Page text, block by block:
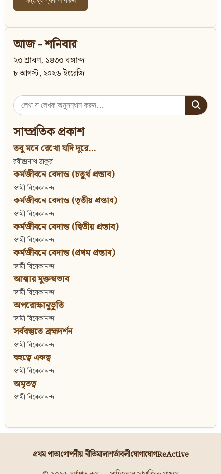
আজ - শনিবার
২৩ শ্রাবণ, ১৪৩৩ বঙ্গাব্দ
৮ আগস্ট, ২০২৬ ইংরেজি
Search
for:
সাম্প্রতিক প্রকাশ
তবু মনে রেখো যদি দূরে...
রবীন্দ্রনাথ ঠাকুর
কর্মজীবনে বেদান্ত (চতুর্থ প্রস্তাব)
স্বামী বিবেকানন্দ
কর্মজীবনে বেদান্ত (তৃতীয় প্রস্তাব)
স্বামী বিবেকানন্দ
কর্মজীবনে বেদান্ত (দ্বিতীয় প্রস্তাব)
স্বামী বিবেকানন্দ
কর্মজীবনে বেদান্ত (প্রথম প্রস্তাব)
স্বামী বিবেকানন্দ
আত্মার মুক্তস্বভাব
স্বামী বিবেকানন্দ
অপরোক্ষানুভূতি
স্বামী বিবেকানন্দ
সর্ববস্তুতে ব্রহ্মদর্শন
স্বামী বিবেকানন্দ
বহুত্বে একত্ব
স্বামী বিবেকানন্দ
অমৃতত্ব
স্বামী বিবেকানন্দ
প্রথম পাতাগোপনীয় নীতিমালাশর্তাবলীযোগাযোগReActive